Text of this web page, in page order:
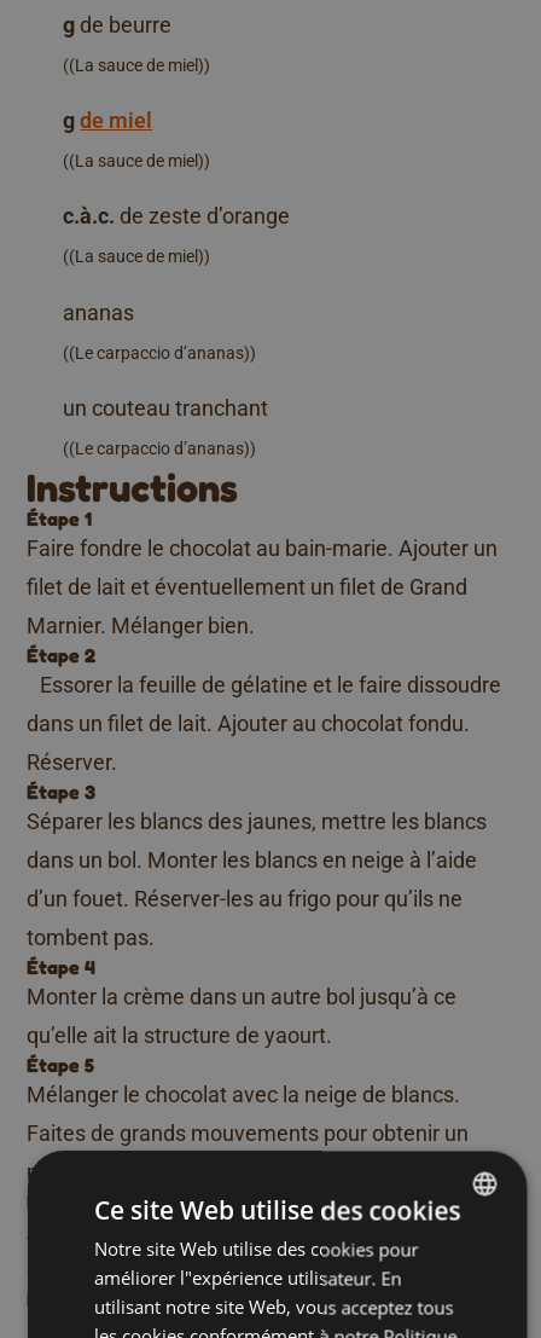
g de beurre
((La sauce de miel))
g de miel
((La sauce de miel))
c.à.c. de zeste d’orange
((La sauce de miel))
ananas
((Le carpaccio d’ananas))
un couteau tranchant
((Le carpaccio d’ananas))
Instructions
Étape 1
Faire fondre le chocolat au bain-marie. Ajouter un
filet de lait et éventuellement un filet de Grand
Marnier. Mélanger bien.
Étape 2
Essorer la feuille de gélatine et le faire dissoudre
dans un filet de lait. Ajouter au chocolat fondu.
Réserver.
Étape 3
Séparer les blancs des jaunes, mettre les blancs
dans un bol. Monter les blancs en neige à l’aide
d’un fouet. Réserver-les au frigo pour qu’ils ne
tombent pas.
Étape 4
Monter la crème dans un autre bol jusqu’à ce
qu’elle ait la structure de yaourt.
Étape 5
Mélanger le chocolat avec la neige de blancs.
Faites de grands mouvements pour obtenir un
mélange lisse et mousseux.
Étape 6
ce que vous obteniez une mousse blanche.
Étape 7
Réserver la mousse au frigo pendant quelques
ENGLISH
Ce site Web utilise des cookies
Notre site Web utilise des cookies pour
améliorer l"expérience utilisateur. En
utilisant notre site Web, vous acceptez tous